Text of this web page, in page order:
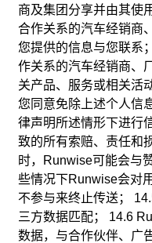
商及集团分享并由其使
合作关系的汽车经销商
您提供的信息与您联系
作关系的汽车经销商、
关产品、服务或相关活
您同意免除上述个人信
律声明所述情形下进行
致的所有索赔、责任和
时，Runwise可能会与
些情况下Runwise会对
不参与来终止传送；
三方数据匹配； 14.6
数据，与合作伙伴、广